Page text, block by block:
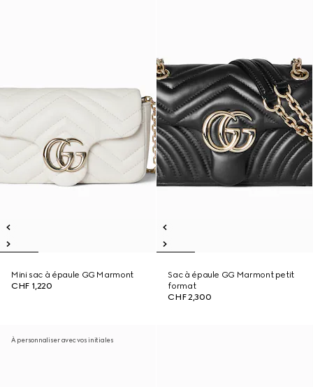
Mini sac à épaule GG Marmont
CHF 1,220
Sac à épaule GG Marmont petit
format
CHF 2,300
À personnaliser avec vos initiales